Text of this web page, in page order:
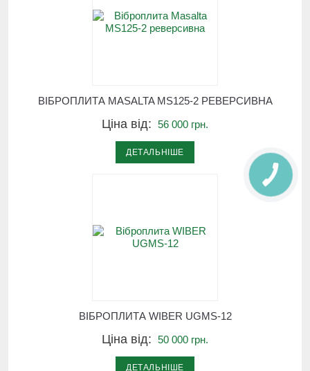
ВІБРОПЛИТА MASALTA MS125-2 РЕВЕРСИВНА
Ціна від: 56 000 грн.
ДЕТАЛЬНІШЕ
ВІБРОПЛИТА WIBER UGMS-12
Ціна від: 50 000 грн.
ДЕТАЛЬНІШЕ